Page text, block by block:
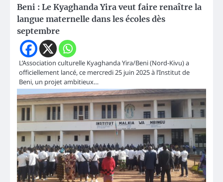
Beni : Le Kyaghanda Yira veut faire renaître la
langue maternelle dans les écoles dès
septembre
L’Association culturelle Kyaghanda Yira/Beni (Nord-Kivu) a
officiellement lancé, ce mercredi 25 juin 2025 à l’Institut de
Beni, un projet ambitieux…